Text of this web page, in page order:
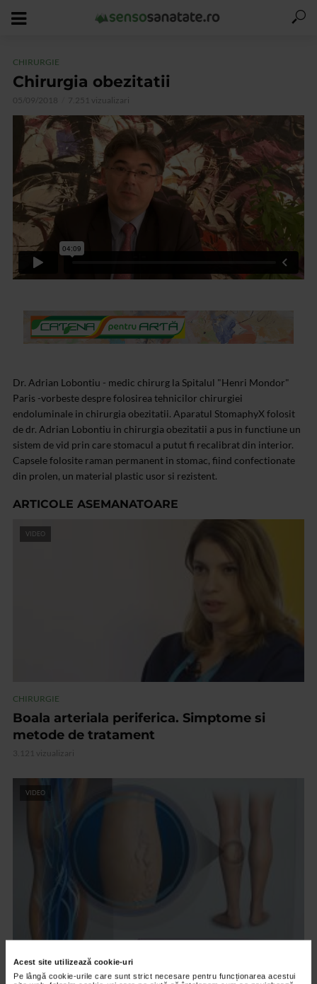
Acest site utilizează cookie-uri
Pe lângă cookie-urile care sunt strict necesare pentru funcționarea acestui
CHIRURGIE
Chirurgia obezitatii
05/09/2018 7.251 vizualizari
Dr. Adrian Lobontiu - medic chirurg la Spitalul "Henri Mondor"
Paris -vorbeste despre folosirea tehnicilor chirurgiei
endoluminale in chirurgia obezitatii. Aparatul StomaphyX folosit
de dr. Adrian Lobontiu in chirurgia obezitatii a pus in functiune un
sistem de vid prin care stomacul a putut fi recalibrat din interior.
Capsele folosite raman permanent in stomac, fiind confectionate
din prolen, un material plastic usor si rezistent.
ARTICOLE ASEMANATOARE
VIDEO
CHIRURGIE
Boala arteriala periferica. Simptome si
metode de tratament
3.121 vizualizari
VIDEO
CHIRURGIE
Varicele. Cele mai noi solutii de tratament